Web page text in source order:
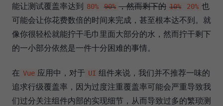
能让测试覆盖率达到 80% 90% ，然而剩下的 10% 20% 也
可能会让你花费数倍的时间来完成，甚至根本达不到。就
像你很轻松就能拧干毛巾里面大部分的水，然而拧干剩下
的一小部分依然是一件十分困难的事情。
在 Vue 应用中，对于 UI 组件来说，我们并不推荐一味的
追求行级覆盖率，因为过度注重覆盖率可能会严重导致我
们过分关注组件内部的实现细节，从而导致过多的繁琐测